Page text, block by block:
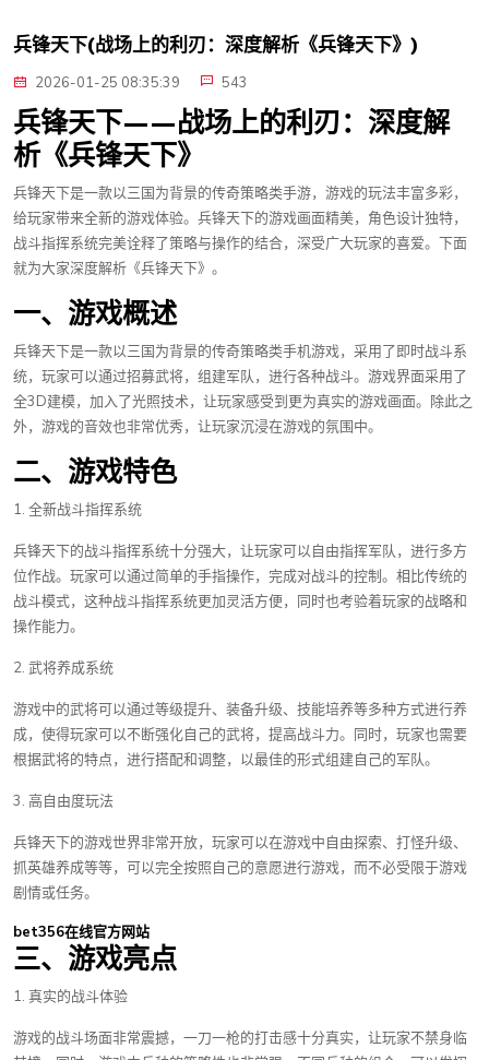
兵锋天下(战场上的利刃：深度解析《兵锋天下》)
2026-01-25 08:35:39 543
兵锋天下——战场上的利刃：深度解
析《兵锋天下》
兵锋天下是一款以三国为背景的传奇策略类手游，游戏的玩法丰富多彩，
给玩家带来全新的游戏体验。兵锋天下的游戏画面精美，角色设计独特，
战斗指挥系统完美诠释了策略与操作的结合，深受广大玩家的喜爱。下面
就为大家深度解析《兵锋天下》。
一、游戏概述
兵锋天下是一款以三国为背景的传奇策略类手机游戏，采用了即时战斗系
统，玩家可以通过招募武将，组建军队，进行各种战斗。游戏界面采用了
全3D建模，加入了光照技术，让玩家感受到更为真实的游戏画面。除此之
外，游戏的音效也非常优秀，让玩家沉浸在游戏的氛围中。
二、游戏特色
1. 全新战斗指挥系统
兵锋天下的战斗指挥系统十分强大，让玩家可以自由指挥军队，进行多方
位作战。玩家可以通过简单的手指操作，完成对战斗的控制。相比传统的
战斗模式，这种战斗指挥系统更加灵活方便，同时也考验着玩家的战略和
操作能力。
2. 武将养成系统
游戏中的武将可以通过等级提升、装备升级、技能培养等多种方式进行养
成，使得玩家可以不断强化自己的武将，提高战斗力。同时，玩家也需要
根据武将的特点，进行搭配和调整，以最佳的形式组建自己的军队。
3. 高自由度玩法
兵锋天下的游戏世界非常开放，玩家可以在游戏中自由探索、打怪升级、
抓英雄养成等等，可以完全按照自己的意愿进行游戏，而不必受限于游戏
剧情或任务。
bet356在线官方网站
三、游戏亮点
1. 真实的战斗体验
游戏的战斗场面非常震撼，一刀一枪的打击感十分真实，让玩家不禁身临